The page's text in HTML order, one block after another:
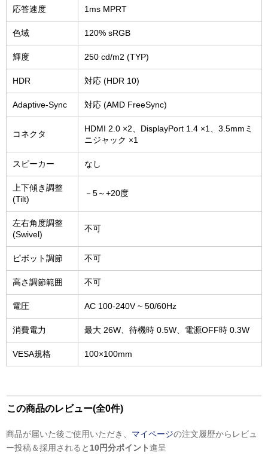
応答速度 1ms MPRT
色域 120% sRGB
輝度 250 cd/m2 (TYP)
HDR 対応 (HDR 10)
Adaptive-Sync 対応 (AMD FreeSync)
コネクタ
HDMI 2.0 ×2、DisplayPort 1.4 ×1、3.5mmミ
ニジャック ×1
スピーカー なし
上下傾き調整
(Tilt)
－5～+20度
左右角度調整
(Swivel)
不可
ピボット調節 不可
高さ調節範囲 不可
電圧 AC 100-240V ~ 50/60Hz
消費電力 最大 26W、待機時 0.5W、電源OFF時 0.3W
VESA規格 100×100mm
この商品のレビュー(全0件)
商品が届いた後ご使用いただき、 マイページの注文履歴からレビュ
ー投稿＆採用されると 10円分ポイント進呈